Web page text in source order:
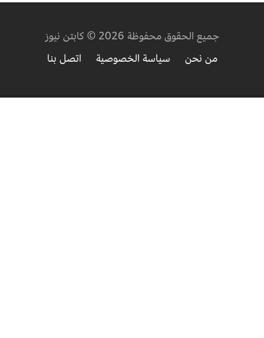
جميع الحقوق محفوظة 2026 © كابتن نيوز
من نحن
سياسة الخصوصية اتصل بنا